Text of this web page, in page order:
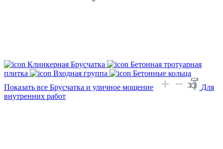
Клинкерная Брусчатка
Бетонная тротуарная
плитка
Входная группа
Бетонные кольца
Показать все Брусчатка и уличное мощение
Для
внутренних работ